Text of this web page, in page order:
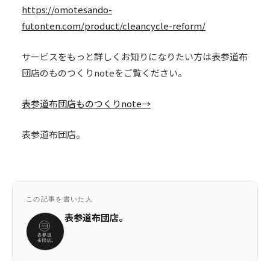
https://omotesando-
futonten.com/product/cleancycle-reform/
サービスをもっと詳しくお知りになりたい方は表参道布
団店のものつくりnoteをご覧ください。
表参道布団店ものつくりnote→
表参道布団店。
この記事を書いた人
表参道布団店。